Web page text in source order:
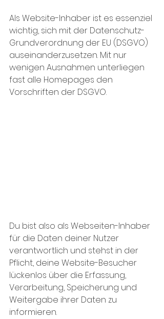
Als Website-Inhaber ist es essenziel
wichtig, sich mit der Datenschutz-
Grundverordnung der EU (DSGVO)
auseinanderzusetzen. Mit nur
wenigen Ausnahmen unterliegen
fast alle Homepages den
Vorschriften der DSGVO.
Du bist also als Webseiten-Inhaber
für die Daten deiner Nutzer
verantwortlich und stehst in der
Pflicht, deine Website-Besucher
lückenlos über die Erfassung,
Verarbeitung, Speicherung und
Weitergabe ihrer Daten zu
informieren.